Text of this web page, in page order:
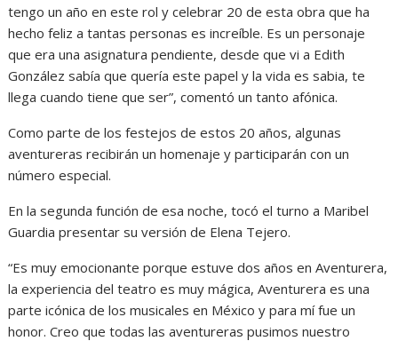
tengo un año en este rol y celebrar 20 de esta obra que ha
hecho feliz a tantas personas es increíble. Es un personaje
que era una asig­natura pendiente, desde que vi a Edith
González sabía que quería este papel y la vida es sabia, te
llega cuando tiene que ser”, comentó un tanto afónica.
Como parte de los feste­jos de estos 20 años, algunas
aventureras recibirán un ho­menaje y participarán con un
número especial.
En la segunda función de esa noche, tocó el turno a Maribel
Guardia presentar su versión de Elena Tejero.
“Es muy emocionan­te porque estuve dos años en Aventurera,
la experien­cia del teatro es muy mágica, Aventurera es una
parte icó­nica de los musicales en Mé­xico y para mí fue un
honor. Creo que todas las aventure­ras pusimos nuestro